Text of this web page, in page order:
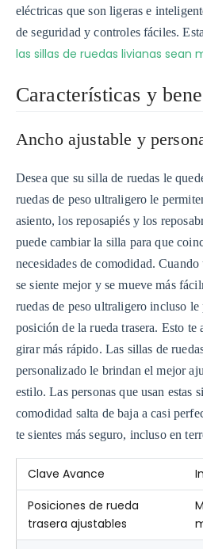
eléctricas que son ligeras e
de seguridad y controles fáciles.
las sillas de ruedas livianas sean
Características y
Ancho ajustable y
Desea que su silla de ruedas le
ruedas de peso ultraligero le
asiento, los reposapiés y los
puede cambiar la silla para que
necesidades de comodidad.
se siente mejor y se mueve más
ruedas de peso ultraligero incluso
posición de la rueda trasera. Esto te
girar más rápido. Las sillas de
personalizado le brindan el mejor
estilo. Las personas que usan estas
comodidad salta de baja a casi
te sientes más seguro, incluso en
Clave Avance
Posiciones de rueda
trasera ajustables